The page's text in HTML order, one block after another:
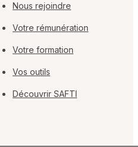
Nous rejoindre
Votre rémunération
Votre formation
Vos outils
Découvrir SAFTI